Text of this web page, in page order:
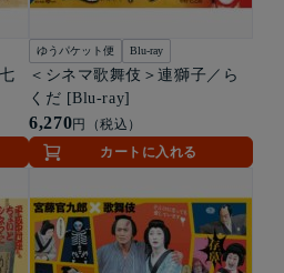
ゆうパケット便 Blu-ray
＜シネマ歌舞伎＞連獅子／ら
くだ [Blu-ray]
6,270円（税込）
カートに入れる